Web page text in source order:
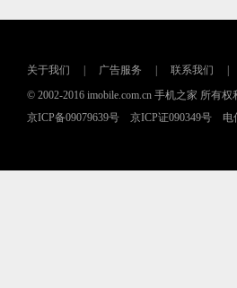
关于我们 广告服务 联系我们
© 2002-2016 imobile.com.cn 手机之家 所有权
京ICP备09079639号 京ICP证090349号 电